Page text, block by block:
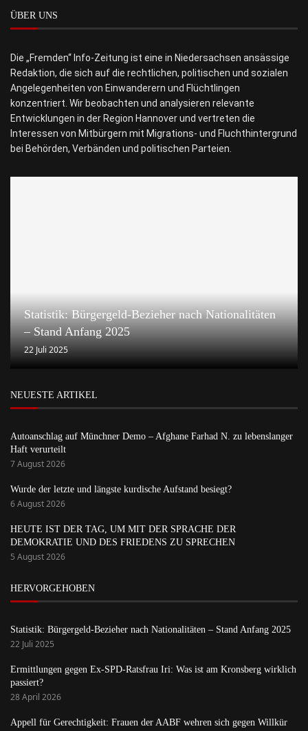
ÜBER UNS
Die „Fremden“ Info-Zeitung ist eine in Niedersachsen ansässige
Redaktion, die sich auf die rechtlichen, politischen und sozialen
Angelegenheiten von Einwanderern und Flüchtlingen
konzentriert. Wir beobachten und analysieren relevante
Entwicklungen in der Region Hannover und vertreten die
Interessen von Mitbürgern mit Migrations- und Fluchthintergrund
bei Behörden, Verbänden und politischen Parteien.
Statistik: Bürgergeld-Bezieher nach Nationalitäten
– Stand Anfang 2025
22 Juli 2025
NEUESTE ARTIKEL
Autoanschlag auf Münchner Demo – Afghane Farhad N. zu lebenslanger
Haft verurteilt
7 August 2026
Wurde der letzte und längste kurdische Aufstand besiegt?
6 August 2026
HEUTE IST DER TAG, UM MIT DER SPRACHE DER
DEMOKRATIE UND DES FRIEDENS ZU SPRECHEN
5 August 2026
HERVORGEHOBEN
Statistik: Bürgergeld-Bezieher nach Nationalitäten – Stand Anfang 2025
22 Juli 2025
Ermittlungen gegen Ex-SPD-Ratsfrau Iri: Was ist am Kronsberg wirklich
passiert?
28 April 2026
Appell für Gerechtigkeit: Frauen der AABF wehren sich gegen Willkür